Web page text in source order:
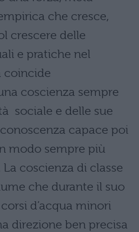
che cresce,
crescere delle
e pratiche nel
coincide
coscienza sempre
sociale e delle sue
capace poi
modo sempre più
coscienza di classe
che durante il suo
d’acqua minori
direzione ben precisa